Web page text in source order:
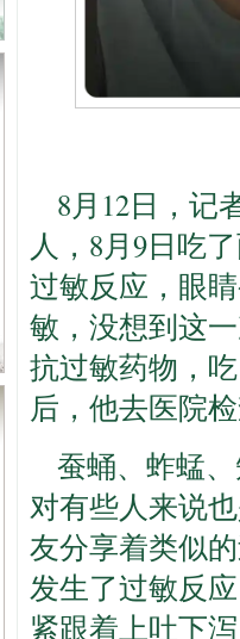
8月12日，记
人，8月9日吃
过敏反应，眼
敏，没想到这
抗过敏药物，
后，他去医院
蚕蛹、蚱蜢
对有些人来说
友分享着类似
发生了过敏反
紧跟着上吐下